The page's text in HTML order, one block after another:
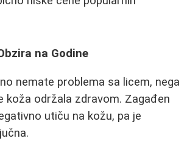
na Godine
nemate problema sa licem, nega
koža održala zdravom. Zagađen
utiču na kožu, pa je